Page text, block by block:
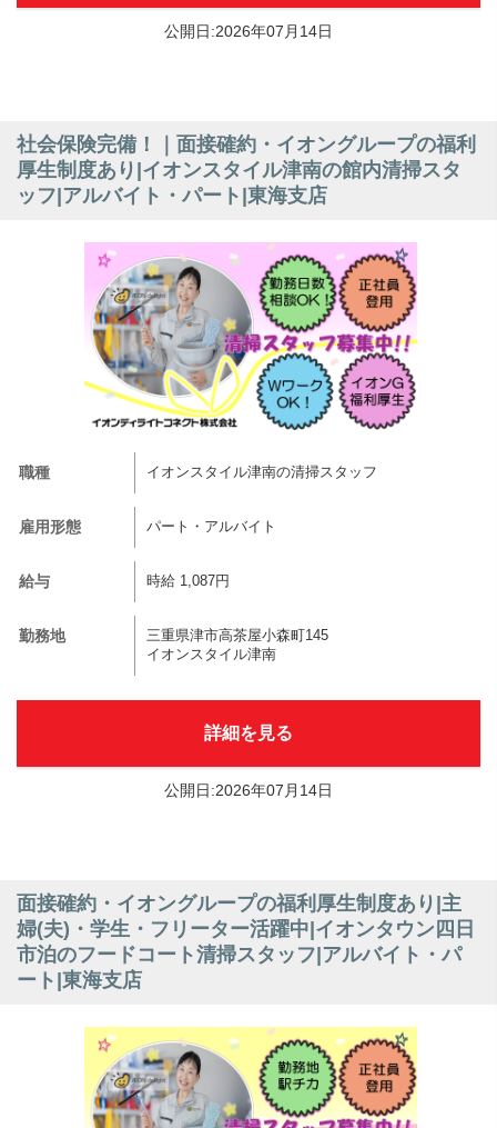
公開日:2026年07月14日
社会保険完備！｜面接確約・イオングループの福利
厚生制度あり|イオンスタイル津南の館内清掃スタ
ッフ|アルバイト・パート|東海支店
職種 イオンスタイル津南の清掃スタッフ
雇用形態 パート・アルバイト
給与 時給 1,087円
勤務地
三重県津市高茶屋小森町145
イオンスタイル津南
詳細を見る
公開日:2026年07月14日
面接確約・イオングループの福利厚生制度あり|主
婦(夫)・学生・フリーター活躍中|イオンタウン四日
市泊のフードコート清掃スタッフ|アルバイト・パ
ート|東海支店